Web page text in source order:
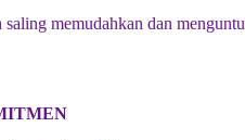
memudahkan dan